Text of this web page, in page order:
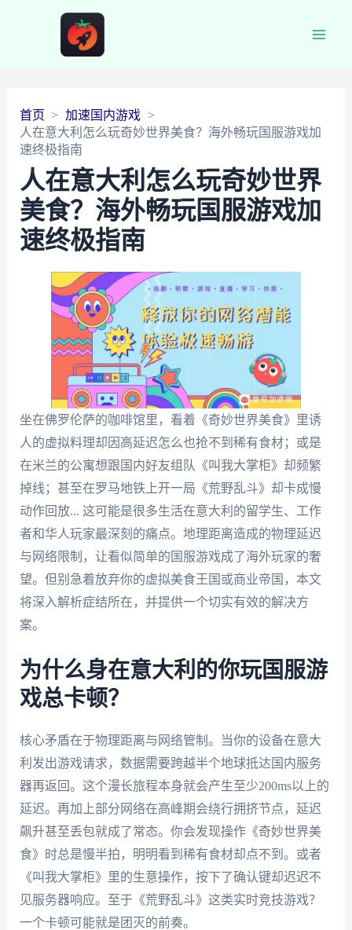
首页
加速国内游戏
人在意大利怎么玩奇妙世界美食？海外畅玩国服游戏加
速终极指南
人在意大利怎么玩奇妙世界
美食？海外畅玩国服游戏加
速终极指南
坐在佛罗伦萨的咖啡馆里，看着《奇妙世界美食》里诱
人的虚拟料理却因高延迟怎么也抢不到稀有食材；或是
在米兰的公寓想跟国内好友组队《叫我大掌柜》却频繁
掉线；甚至在罗马地铁上开一局《荒野乱斗》却卡成慢
动作回放... 这可能是很多生活在意大利的留学生、工作
者和华人玩家最深刻的痛点。地理距离造成的物理延迟
与网络限制，让看似简单的国服游戏成了海外玩家的奢
望。但别急着放弃你的虚拟美食王国或商业帝国，本文
将深入解析症结所在，并提供一个切实有效的解决方
案。
为什么身在意大利的你玩国服游
戏总卡顿？
核心矛盾在于物理距离与网络管制。当你的设备在意大
利发出游戏请求，数据需要跨越半个地球抵达国内服务
器再返回。这个漫长旅程本身就会产生至少200ms以上的
延迟。再加上部分网络在高峰期会绕行拥挤节点，延迟
飙升甚至丢包就成了常态。你会发现操作《奇妙世界美
食》时总是慢半拍，明明看到稀有食材却点不到。或者
《叫我大掌柜》里的生意操作，按下了确认键却迟迟不
见服务器响应。至于《荒野乱斗》这类实时竞技游戏？
一个卡顿可能就是团灭的前奏。